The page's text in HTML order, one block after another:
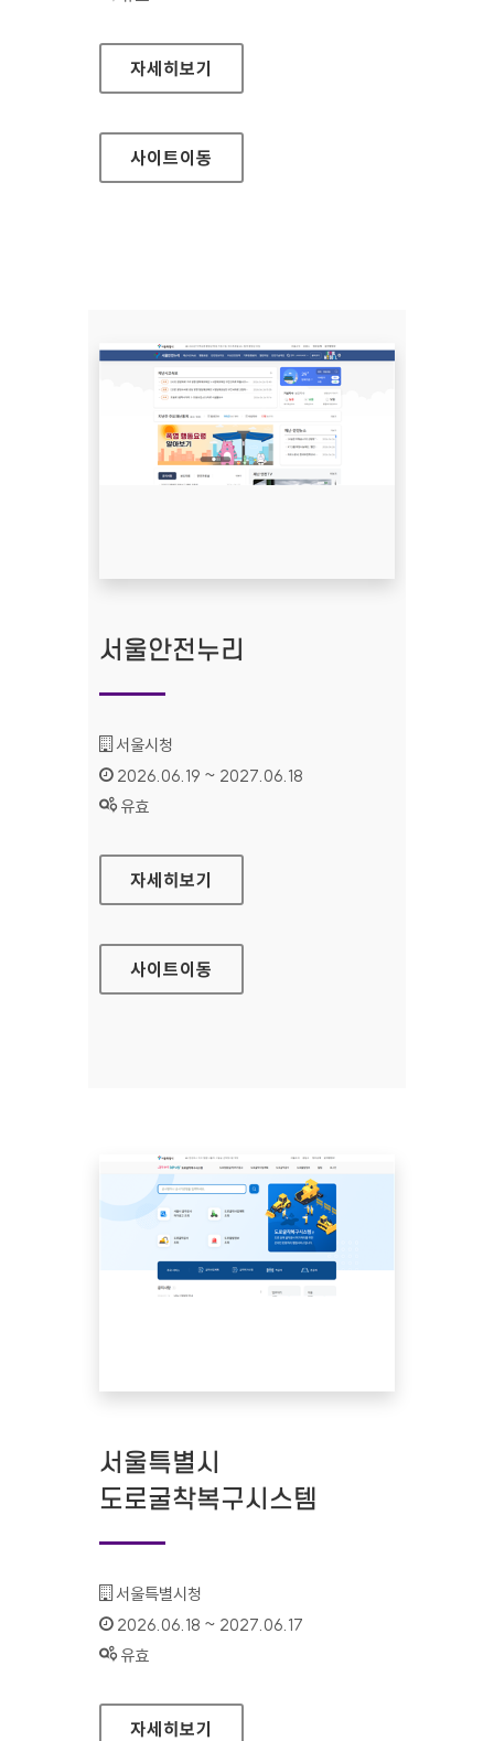
(사)한국장애인단체총연합회 한국정보접근성인
자세히보기
사이트이동
서울안전누리
기관명 :
서울시청
인증기간 :
2026.06.19 ~ 2027.06.18
상태 :
유효
서울안전누리
자세히보기
사이트이동
서울특별시
도로굴착복구시스템
기관명 :
서울특별시청
인증기간 :
2026.06.18 ~ 2027.06.17
상태 :
유효
서울특별시 도로굴착복구시스템
자세히보기